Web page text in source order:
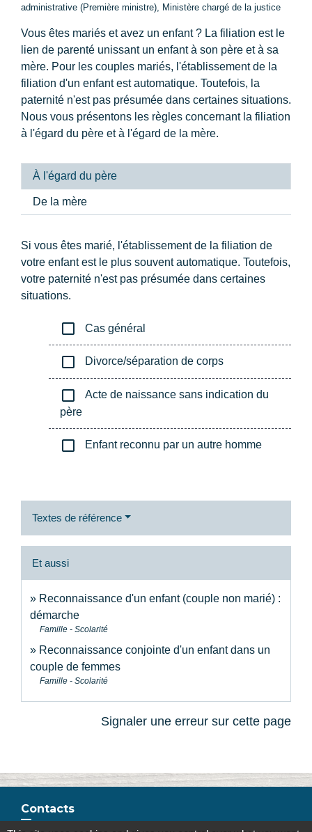
administrative (Première ministre), Ministère chargé de la justice
Vous êtes mariés et avez un enfant ? La filiation est le
lien de parenté unissant un enfant à son père et à sa
mère. Pour les couples mariés, l'établissement de la
filiation d'un enfant est automatique. Toutefois, la
paternité n'est pas présumée dans certaines situations.
Nous vous présentons les règles concernant la filiation
à l'égard du père et à l'égard de la mère.
À l'égard du père
De la mère
Si vous êtes marié, l'établissement de la filiation de
votre enfant est le plus souvent automatique. Toutefois,
votre paternité n'est pas présumée dans certaines
situations.
check_box_outline_blank Cas général
check_box_outline_blank Divorce/séparation de corps
check_box_outline_blank
Acte de naissance sans indication du
père
check_box_outline_blank Enfant reconnu par un autre homme
Textes de référence
Et aussi
Reconnaissance d'un enfant (couple non marié) :
démarche
Famille - Scolarité
Reconnaissance conjointe d'un enfant dans un
couple de femmes
Famille - Scolarité
Signaler une erreur sur cette page
Contacts